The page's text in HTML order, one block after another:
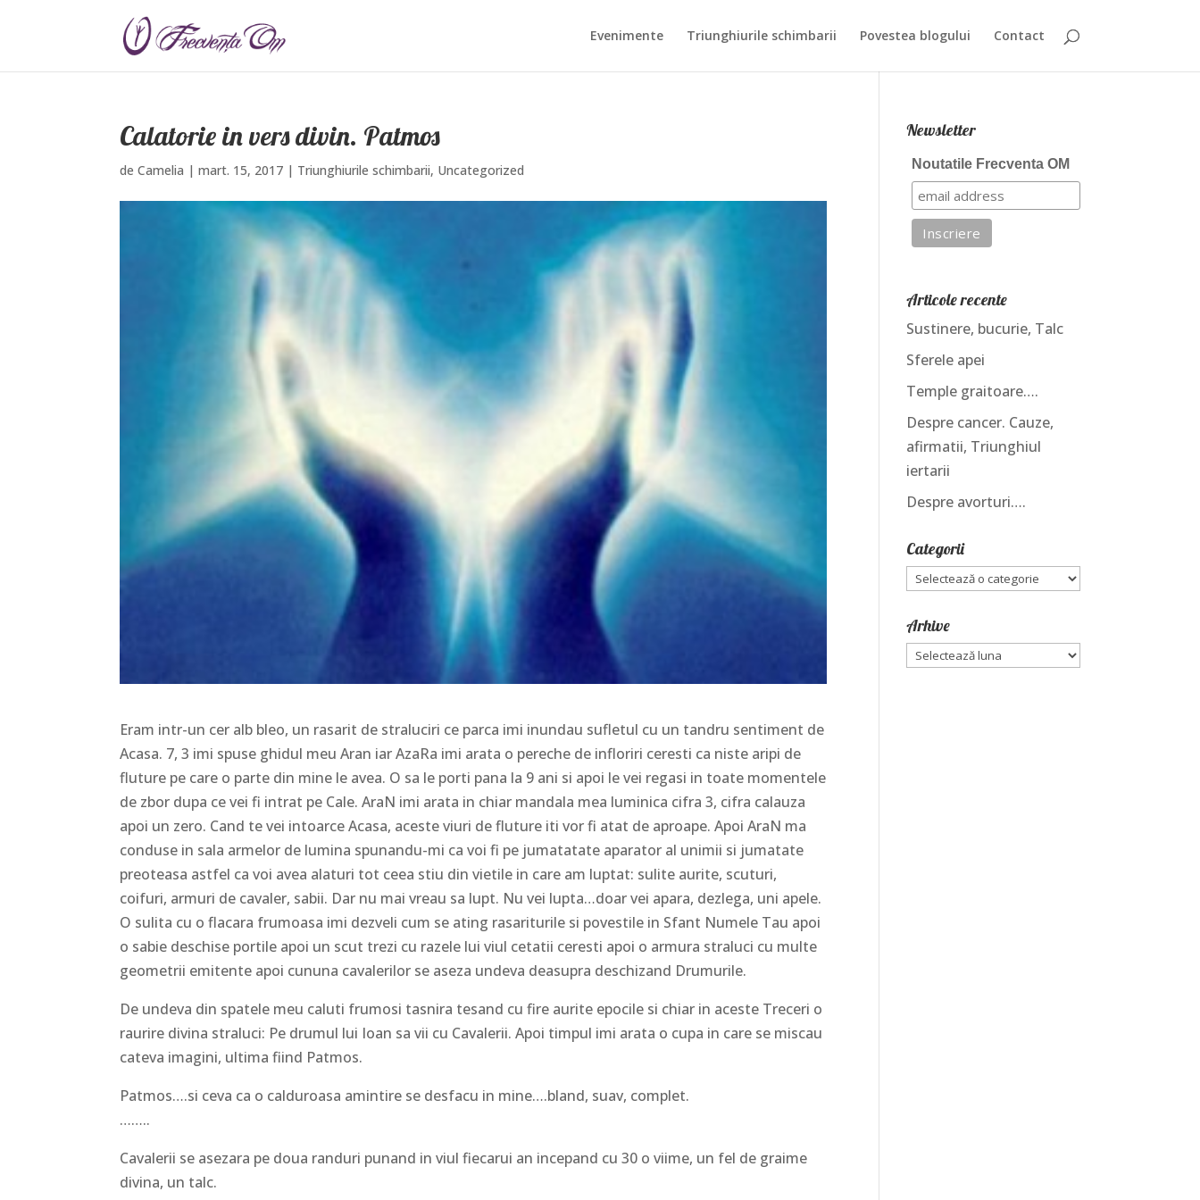
Evenimente Triunghiurile schimbarii Povestea blogului Contact
Calatorie in vers divin. Patmos
deCamelia |mart. 15, 2017 | Triunghiurile schimbarii, Uncategorized
Eram intr-un cer alb bleo, un rasarit de straluciri ce parca imi inundau sufletul cu un tandru sentiment de
Acasa. 7, 3 imi spuse ghidul meu Aran iar AzaRa imi arata o pereche de infloriri ceresti ca niste aripi de
fluture pe care o parte din mine le avea. O sa le porti pana la 9 ani si apoi le vei regasi in toate momentele
de zbor dupa ce vei fi intrat pe Cale. AraN imi arata in chiar mandala mea luminica cifra 3, cifra calauza
apoi un zero. Cand te vei intoarce Acasa, aceste viuri de fluture iti vor fi atat de aproape. Apoi AraN ma
conduse in sala armelor de lumina spunandu-mi ca voi fi pe jumatatate aparator al unimii si jumatate
preoteasa astfel ca voi avea alaturi tot ceea stiu din vietile in care am luptat: sulite aurite, scuturi,
coifuri, armuri de cavaler, sabii. Dar nu mai vreau sa lupt. Nu vei lupta…doar vei apara, dezlega, uni apele.
O sulita cu o flacara frumoasa imi dezveli cum se ating rasariturile si povestile in Sfant Numele Tau apoi
o sabie deschise portile apoi un scut trezi cu razele lui viul cetatii ceresti apoi o armura straluci cu multe
geometrii emitente apoi cununa cavalerilor se aseza undeva deasupra deschizand Drumurile.
De undeva din spatele meu caluti frumosi tasnira tesand cu fire aurite epocile si chiar in aceste Treceri o
raurire divina straluci: Pe drumul lui Ioan sa vii cu Cavalerii. Apoi timpul imi arata o cupa in care se miscau
cateva imagini, ultima fiind Patmos.
Patmos….si ceva ca o calduroasa amintire se desfacu in mine….bland, suav, complet.
……..
Cavalerii se asezara pe doua randuri punand in viul fiecarui an incepand cu 30 o viime, un fel de graime
divina, un talc.
Newsletter
Noutatile Frecventa OM
Articole recente
Sustinere, bucurie, Talc
Sferele apei
Temple graitoare….
Despre cancer. Cauze,
afirmatii, Triunghiul
iertarii
Despre avorturi….
Categorii
Categorii
Arhive
Arhive